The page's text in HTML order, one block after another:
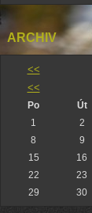
ARCHIV
<<
<<
Po
Út
1
2
8
9
15
16
22
23
29
30